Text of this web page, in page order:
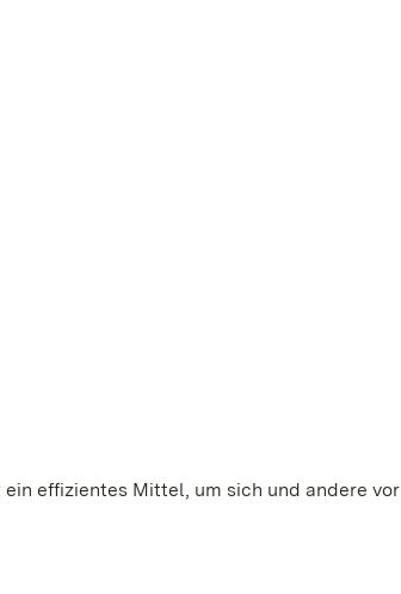
effizientes Mittel, um sich und andere vor